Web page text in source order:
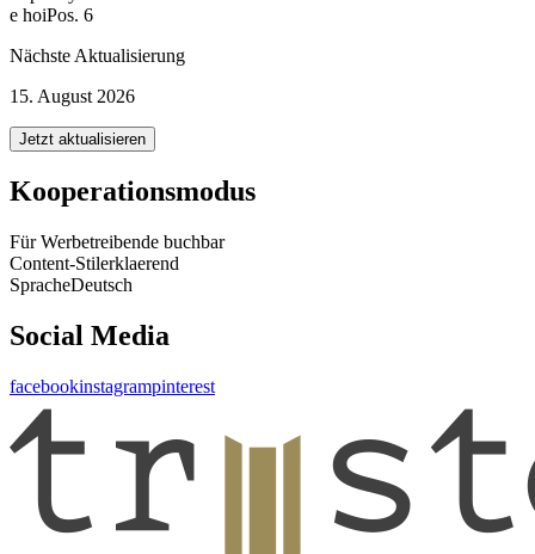
e hoiPos. 6
Nächste Aktualisierung
15. August 2026
Jetzt aktualisieren
Kooperationsmodus
Für Werbetreibende buchbar
Content-Stilerklaerend
SpracheDeutsch
Social Media
facebookinstagrampinterest